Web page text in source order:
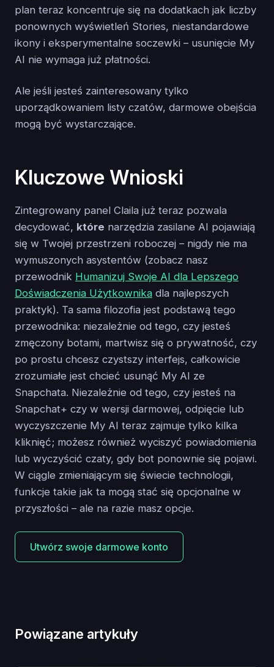
plan teraz koncentruje się na dodatkach jak liczby
ponownych wyświetleń Stories, niestandardowe
ikony i eksperymentalne soczewki – usunięcie My
AI nie wymaga już płatności.
Ale jeśli jesteś zainteresowany tylko
uporządkowaniem listy czatów, darmowe obejścia
mogą być wystarczające.
Kluczowe Wnioski
Zintegrowany panel Claila już teraz pozwala
decydować, które narzędzia zasilane AI pojawiają
się w Twojej przestrzeni roboczej – nigdy nie ma
wymuszonych asystentów (zobacz nasz
przewodnik Humanizuj Swoje AI dla Lepszego
Doświadczenia Użytkownika dla najlepszych
praktyk). Ta sama filozofia jest podstawą tego
przewodnika: niezależnie od tego, czy jesteś
zmęczony botami, martwisz się o prywatność, czy
po prostu chcesz czystszy interfejs, całkowicie
zrozumiałe jest chcieć usunąć My AI ze
Snapchata. Niezależnie od tego, czy jesteś na
Snapchat+ czy w wersji darmowej, odpięcie lub
wyczyszczenie My AI teraz zajmuje tylko kilka
kliknięć; możesz również wyciszyć powiadomienia
lub wyczyścić czaty, gdy bot ponownie się pojawi.
W ciągle zmieniającym się świecie technologii,
funkcje takie jak ta mogą stać się opcjonalne w
przyszłości – ale na razie masz opcje.
Utwórz swoje darmowe konto
Powiązane artykuły